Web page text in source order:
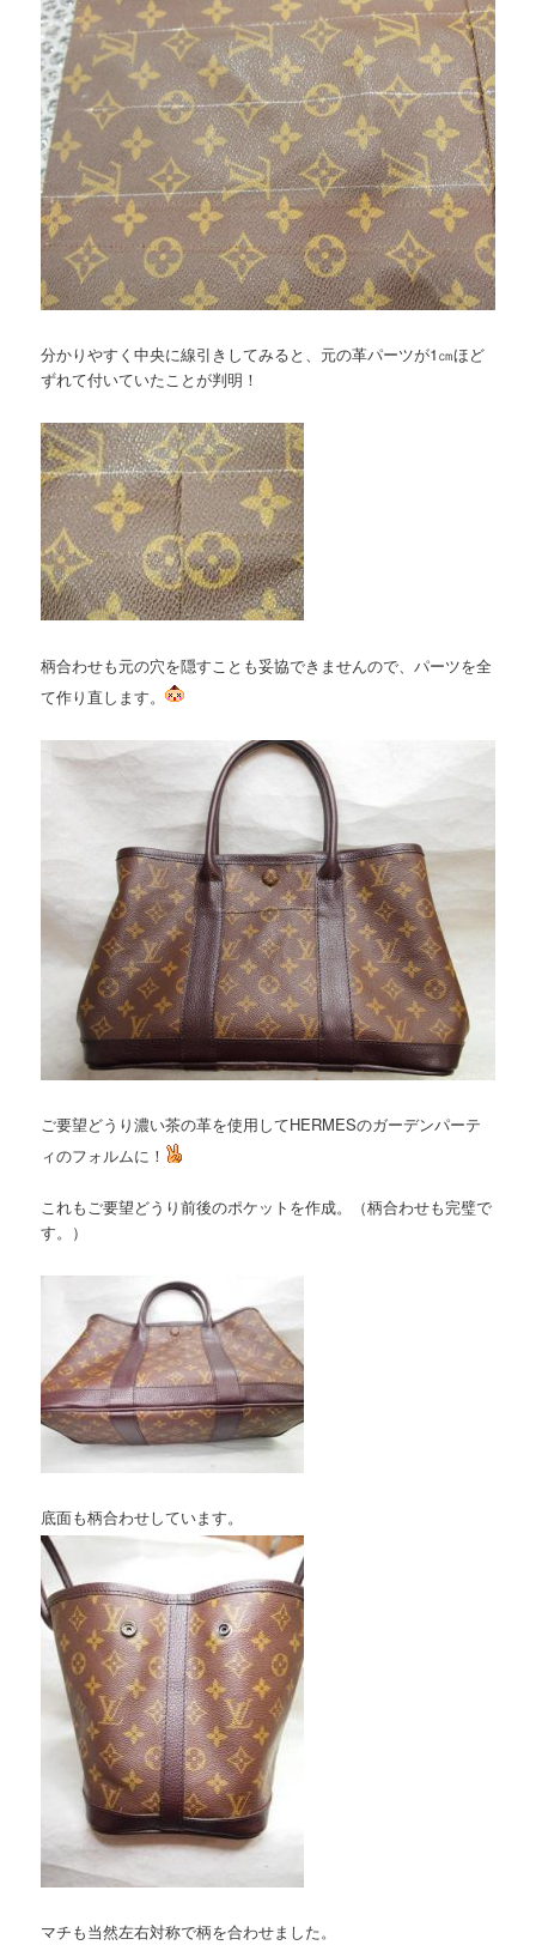
分かりやすく中央に線引きしてみると、元の革パーツが1㎝ほど
ずれて付いていたことが判明！
柄合わせも元の穴を隠すことも妥協できませんので、パーツを全
て作り直します。
ご要望どうり濃い茶の革を使用してHERMESのガーデンパーテ
ィのフォルムに！
これもご要望どうり前後のポケットを作成。（柄合わせも完璧で
す。）
底面も柄合わせしています。
マチも当然左右対称で柄を合わせました。